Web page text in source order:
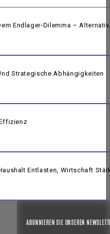
Endlager-Dilemma –
Strategische Abhängigkeiten
Entlasten, Wirtschaft
ABONNIEREN SIE UNSEREN